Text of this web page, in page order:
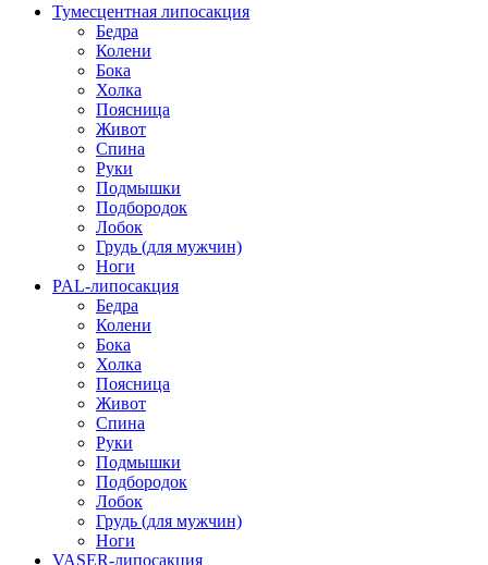
Тумесцентная липосакция
Бедра
Колени
Бока
Холка
Поясница
Живот
Спина
Руки
Подмышки
Подбородок
Лобок
Грудь (для мужчин)
Ноги
PAL-липосакция
Бедра
Колени
Бока
Холка
Поясница
Живот
Спина
Руки
Подмышки
Подбородок
Лобок
Грудь (для мужчин)
Ноги
VASER-липосакция